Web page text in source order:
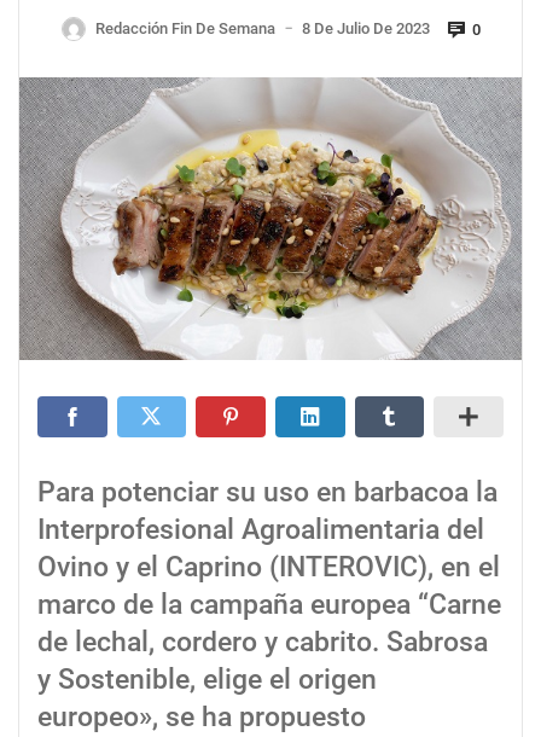
Redacción Fin De Semana — 8 De Julio De 2023 0
Para potenciar su uso en barbacoa la
Interprofesional Agroalimentaria del
Ovino y el Caprino (INTEROVIC), en el
marco de la campaña europea “Carne
de lechal, cordero y cabrito. Sabrosa
y Sostenible, elige el origen
europeo», se ha propuesto